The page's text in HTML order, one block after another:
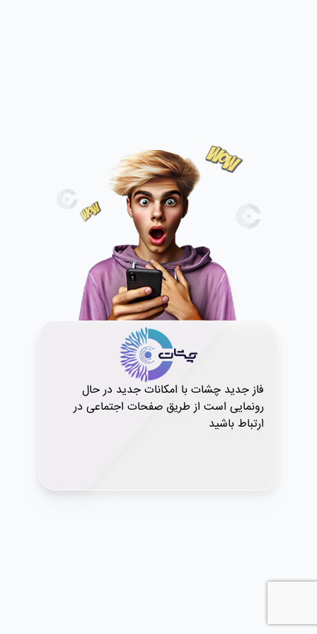
فاز جدید چشات با امکانات جدید در حال
رونمایی است از طریق صفحات اجتماعی در
ارتباط باشید